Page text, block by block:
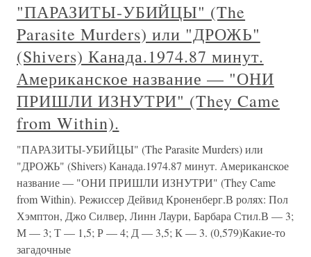
"ПАРАЗИТЫ-УБИЙЦЫ" (The
Parasite Murders) или "ДРОЖЬ"
(Shivers) Канада.1974.87 минут.
Американское название — "ОНИ
ПРИШЛИ ИЗНУТРИ" (They Came
from Within).
"ПАРАЗИТЫ-УБИЙЦЫ" (The Parasite Murders) или
"ДРОЖЬ" (Shivers) Канада.1974.87 минут. Американское
название — "ОНИ ПРИШЛИ ИЗНУТРИ" (They Came
from Within). Режиссер Дейвид Кроненберг.В ролях: Пол
Хэмптон, Джо Силвер, Линн Лаури, Барбара Стил.В — 3;
М — 3; Т — 1,5; Р — 4; Д — 3,5; К — 3. (0,579)Какие-то
загадочные